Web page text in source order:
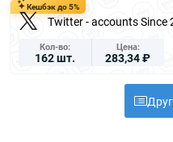
Кешбэк до 5%
Twitter - accounts Since
Кол-во
162 шт.
Цена
283,34 ₽